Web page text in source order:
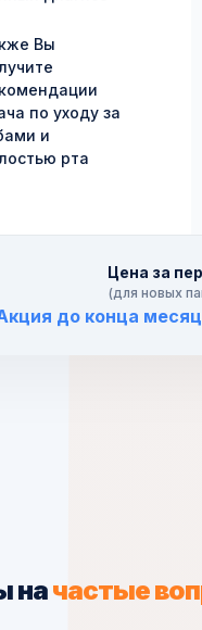
Вы
по уходу за
и
рта
Цена за
(для новых
до конца
начастые